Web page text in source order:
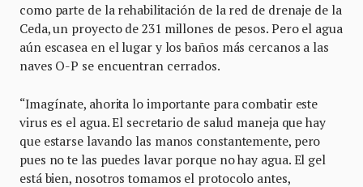
como parte de la rehabilitación de la red de drenaje de la
Ceda, un proyecto de 231 millones de pesos. Pero el agua
aún escasea en el lugar y los baños más cercanos a las
naves O-P se encuentran cerrados.
“Imagínate, ahorita lo importante para combatir este
virus es el agua. El secretario de salud maneja que hay
que estarse lavando las manos constantemente, pero
pues no te las puedes lavar porque no hay agua. El gel
está bien, nosotros tomamos el protocolo antes,